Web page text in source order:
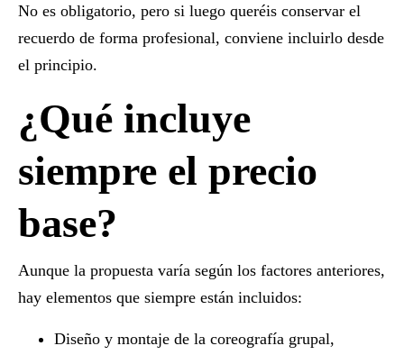
No es obligatorio, pero si luego queréis conservar el
recuerdo de forma profesional, conviene incluirlo desde
el principio.
¿Qué incluye
siempre el precio
base?
Aunque la propuesta varía según los factores anteriores,
hay elementos que siempre están incluidos:
Diseño y montaje de la coreografía grupal,